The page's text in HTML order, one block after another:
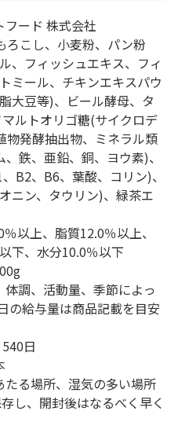
フード 株式会社
ろこし、小麦粉、パン粉
、フィッシュエキス、フィ
ミール、チキンエキスパウ
大豆等)、ビール酵母、タ
ルトオリゴ糖(サイクロデ
物発酵抽出物、ミネラル類
鉄、亜鉛、銅、ヨウ素)、
B2、B6、葉酸、コリン)、
ニン、タウリン)、緑茶エ
以上、脂質12.0％以上、
下、水分10.0％以下
体調、活動量、季節によっ
の給与量は商品記載を目安
日
たる場所、湿気の多い場所
し、開封後はなるべく早く